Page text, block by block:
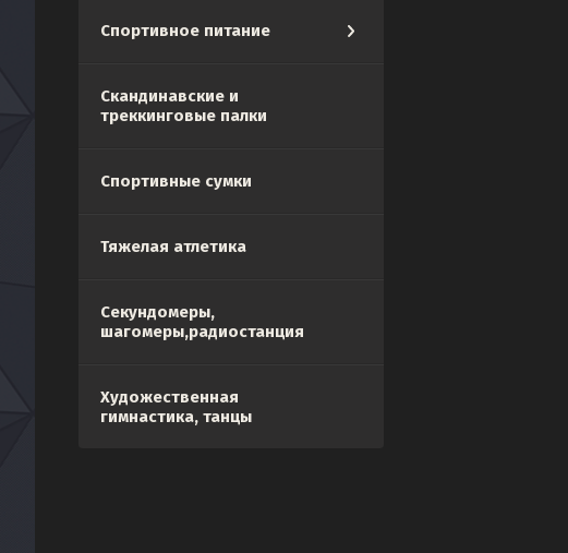
Спортивное питание
Скандинавские и
треккинговые палки
Спортивные сумки
Тяжелая атлетика
Секундомеры,
шагомеры,радиостанция
Художественная
гимнастика, танцы